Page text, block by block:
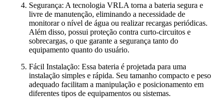
Segurança: A tecnologia VRLA torna a bateria segura e
livre de manutenção, eliminando a necessidade de
monitorar o nível de água ou realizar recargas periódicas.
Além disso, possui proteção contra curto-circuitos e
sobrecargas, o que garante a segurança tanto do
equipamento quanto do usuário.
Fácil Instalação: Essa bateria é projetada para uma
instalação simples e rápida. Seu tamanho compacto e peso
adequado facilitam a manipulação e posicionamento em
diferentes tipos de equipamentos ou sistemas.